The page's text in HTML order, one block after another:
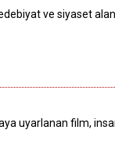
ve siyaset
uyarlanan film,